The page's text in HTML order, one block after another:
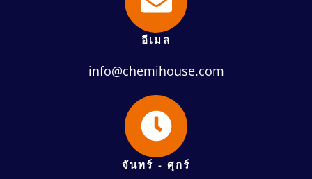
อีเมล
info@chemihouse.com
จันทร์ - ศุกร์